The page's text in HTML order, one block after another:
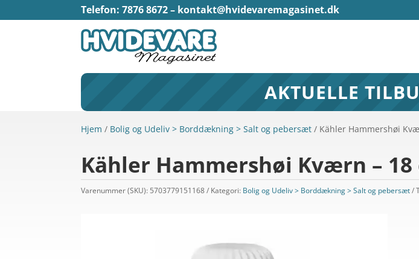
Telefon: 7876 8672 – kontakt@hvidevaremagasinet.dk
AKTUELLE
Hjem / Bolig og Udeliv > Borddækning > Salt og pebersæt / Kähler Hammershøi
Kähler Hammershøi Kværn – 18
Varenummer (SKU): 5703779151168 Kategori: Bolig og Udeliv > Borddækning > Salt og pebersæt